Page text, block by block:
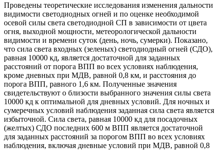
Проведены теоретические исследования изменения дальности
видимости светодиодных огней и по оценке необходимой
осевой силы света светодиодной СП в зависимости от цвета
огня, выходной мощности, метеорологической дальности
видимости и времени суток (день, ночь, сумерки). Показано,
что сила света входных (зеленых) светодиодный огней (СДО),
равная 10000 кд, является достаточной для заданных
расстояний от порога ВПП во всех условиях наблюдения,
кроме дневных при МДВ, равной 0,8 км, и расстояния до
порога ВПП, равного 1,6 км. Полученные значения
свидетельствуют о близости выбранного значения силы света
10000 кд к оптимальной для дневных условий. Для ночных и
сумеречных условий наблюдения заданная сила света является
избыточной. Сила света, равная 10000 кд для посадочных
(желтых) СДО последних 600 м ВПП является достаточной
для заданных расстояний за порогом ВПП во всех условиях
наблюдения, включая дневные условий при МДВ, равной 0,8